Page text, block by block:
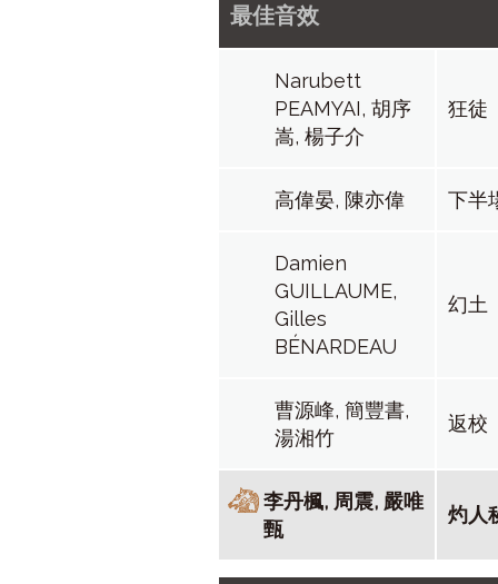
最佳音效
Narubett
PEAMYAI, 胡序
嵩, 楊子介
狂徒
高偉晏, 陳亦偉 下半
Damien
GUILLAUME,
Gilles
BÉNARDEAU
幻土
曹源峰, 簡豐書,
湯湘竹
返校
李丹楓, 周震, 嚴唯
甄
灼人